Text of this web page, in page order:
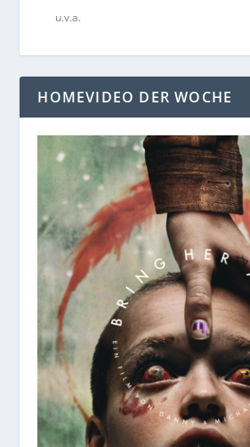
u.v.a.
HOMEVIDEO DER WOCHE